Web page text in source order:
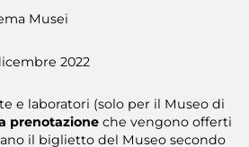
Musei
2022
e laboratori (solo per il Museo di
prenotazione che vengono offerti
il biglietto del Museo secondo